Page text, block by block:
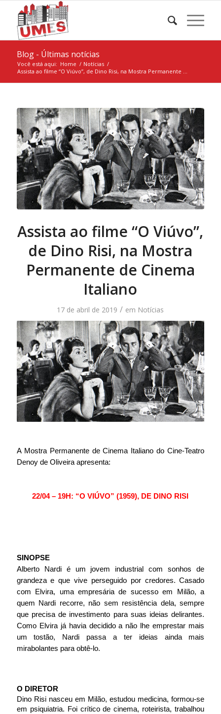
Blog - Últimas notícias
Você está aqui: Home / Notícias /
Assista ao filme “O Viúvo”, de Dino Risi, na Mostra Permanente ...
Assista ao filme “O Viúvo”,
de Dino Risi, na Mostra
Permanente de Cinema
Italiano
17 de abril de 2019 / em Notícias
A Mostra Permanente de Cinema Italiano do Cine-Teatro
Denoy de Oliveira apresenta:
22/04 – 19H: “O VIÚVO” (1959), DE DINO RISI
SINOPSE
Alberto Nardi é um jovem industrial com sonhos de
grandeza e que vive perseguido por credores. Casado
com Elvira, uma empresária de sucesso em Milão, a
quem Nardi recorre, não sem resistência dela, sempre
que precisa de investimento para suas ideias delirantes.
Como Elvira já havia decidido a não lhe emprestar mais
um tostão, Nardi passa a ter ideias ainda mais
mirabolantes para obtê-lo.
O DIRETOR
Dino Risi nasceu em Milão, estudou medicina, formou-se
em psiquiatria. Foi crítico de cinema, roteirista, trabalhou